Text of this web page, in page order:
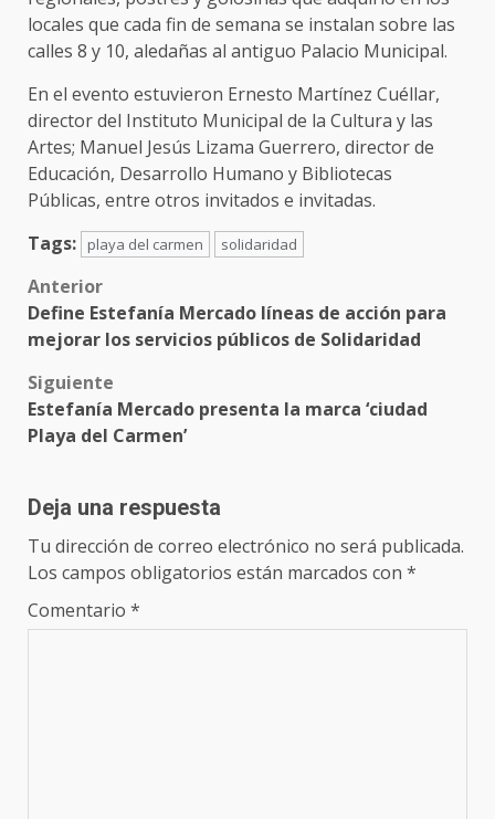
locales que cada fin de semana se instalan sobre las
calles 8 y 10, aledañas al antiguo Palacio Municipal.
En el evento estuvieron Ernesto Martínez Cuéllar,
director del Instituto Municipal de la Cultura y las
Artes; Manuel Jesús Lizama Guerrero, director de
Educación, Desarrollo Humano y Bibliotecas
Públicas, entre otros invitados e invitadas.
Tags:
playa del carmen solidaridad
Post
navigation
Anterior
Define Estefanía Mercado líneas de acción para
mejorar los servicios públicos de Solidaridad
Siguiente
Estefanía Mercado presenta la marca ‘ciudad
Playa del Carmen’
Deja una respuesta
Tu dirección de correo electrónico no será publicada.
Los campos obligatorios están marcados con *
Comentario *